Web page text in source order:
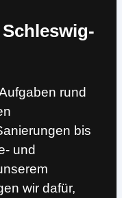
rund
bis
und
wir dafür,